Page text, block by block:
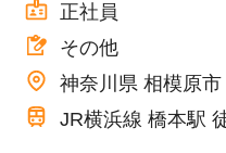
正社員
その他
神奈川県 相模原市
JR横浜線 橋本駅